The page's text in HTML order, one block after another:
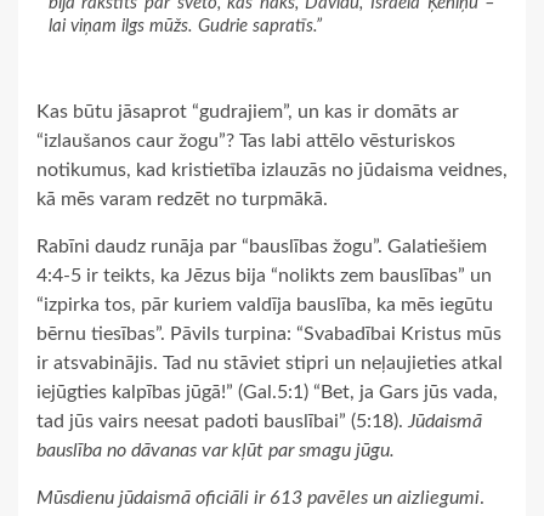
lai viņam ilgs mūžs. Gudrie sapratīs.”
Kas būtu jāsaprot “gudrajiem”, un kas ir domāts ar
“izlaušanos caur žogu”? Tas labi attēlo vēsturiskos
notikumus, kad kristietība izlauzās no jūdaisma veidnes,
kā mēs varam redzēt no turpmākā.
Rabīni daudz runāja par “bauslības žogu”. Galatiešiem
4:4-5 ir teikts, ka Jēzus bija “nolikts zem bauslības” un
“izpirka tos, pār kuriem valdīja bauslība, ka mēs iegūtu
bērnu tiesības”. Pāvils turpina: “Svabadībai Kristus mūs
ir atsvabinājis. Tad nu stāviet stipri un neļaujieties atkal
iejūgties kalpības jūgā!” (Gal.5:1) “Bet, ja Gars jūs vada,
tad jūs vairs neesat padoti bauslībai” (5:18).Jūdaismā
bauslība no dāvanas var kļūt par smagu jūgu.
Mūsdienu jūdaismā oficiāli ir 613 pavēles un aizliegumi.